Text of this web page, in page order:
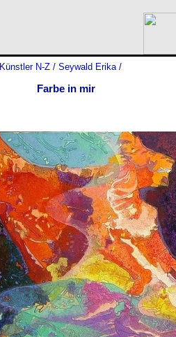
Künstler N-Z / Seywald Erika/
Farbe in mir